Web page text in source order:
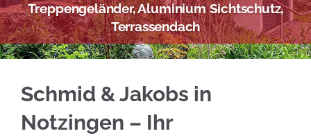
Treppengeländer, Aluminium Sichtschutz,
Terrassendach
Schmid & Jakobs in
Notzingen – Ihr